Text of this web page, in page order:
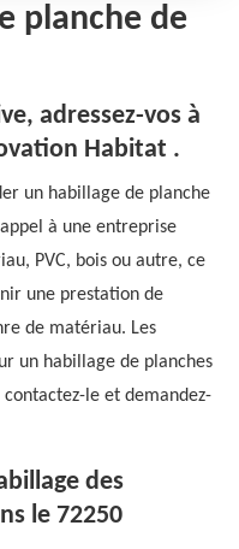
planche de
adressez-vos à
Habitat .
un habillage de planche
à une entreprise
PVC, bois ou autre, ce
une prestation de
de matériau. Les
un habillage de planches
le et demandez-
des
le 72250